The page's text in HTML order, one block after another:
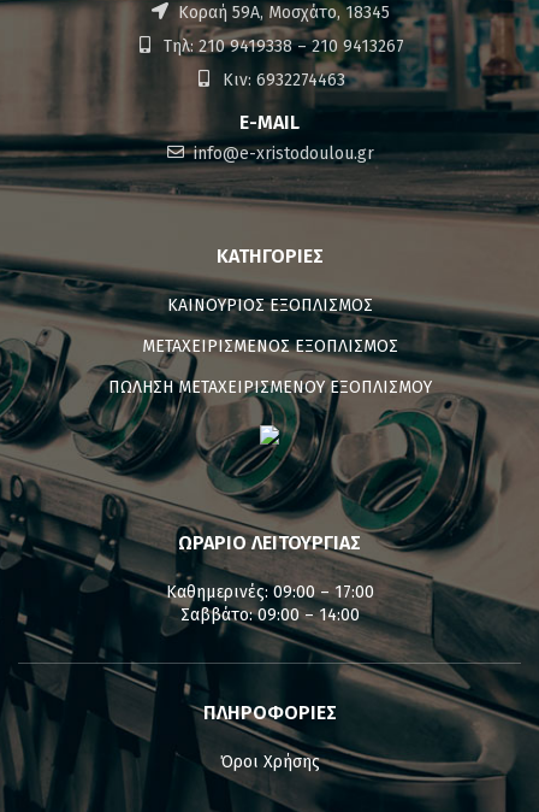
Κοραή 59Α, Μοσχάτο, 18345
Τηλ: 210 9419338 – 210 9413267
Κιν: 6932274463
E-MAIL
info@e-xristodoulou.gr
ΚΑΤΗΓΟΡΊΕΣ
ΚΑΙΝΟΥΡΙΟΣ ΕΞΟΠΛΙΣΜΟΣ
ΜΕΤΑΧΕΙΡΙΣΜΕΝΟΣ ΕΞΟΠΛΙΣΜΟΣ
ΠΩΛΗΣΗ ΜΕΤΑΧΕΙΡΙΣΜΕΝΟΥ ΕΞΟΠΛΙΣΜΟΥ
ΩΡΑΡΙΟ ΛΕΙΤΟΥΡΓΙΑΣ
Καθημερινές: 09:00 – 17:00
Σαββάτο: 09:00 – 14:00
ΠΛΗΡΟΦΟΡΙΕΣ
Όροι Χρήσης